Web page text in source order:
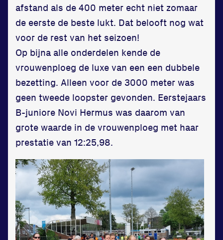
afstand als de 400 meter echt niet zomaar
de eerste de beste lukt. Dat belooft nog wat
voor de rest van het seizoen!
Op bijna alle onderdelen kende de
vrouwenploeg de luxe van een een dubbele
bezetting. Alleen voor de 3000 meter was
geen tweede loopster gevonden. Eerstejaars
B-juniore Novi Hermus was daarom van
grote waarde in de vrouwenploeg met haar
prestatie van 12:25,98.